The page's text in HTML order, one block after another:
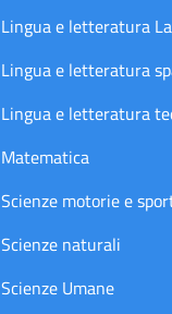
Lingua e letteratura
Lingua e letteratura
Lingua e letteratura
Matematica
Scienze motorie e
Scienze naturali
Scienze Umane